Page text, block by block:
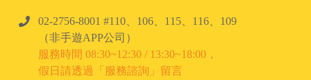
02-2756-8001 #110、106、115、116、109
（非手遊APP公司）
服務時間 08:30~12:30 / 13:30~18:00，
假日請透過「服務諮詢」留言